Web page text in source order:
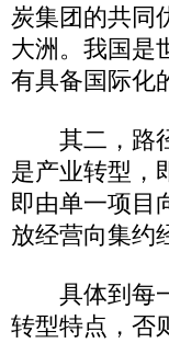
炭集团的共同
大洲。我国是
有具备国际化
其二，路径
是产业转型，
即由单一项目
放经营向集约
具体到每一
转型特点，否